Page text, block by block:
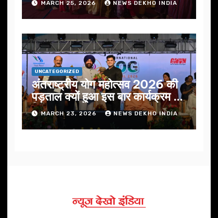
MARCH 25, 2026 NEWS DEKHO INDIA
UNCATEGORIZED
अंतराष्ट्रीय योग महोत्सव 2026 की
पड़ताल क्यों हुआ इस बार कार्यक्रम में
निखार
MARCH 23, 2026 NEWS DEKHO INDIA